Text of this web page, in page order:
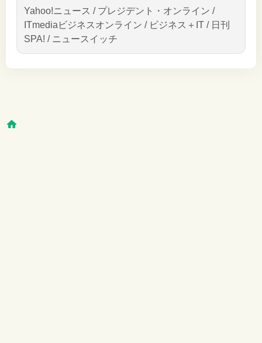
Yahoo!ニュース / プレジデント・オンライン /
ITmediaビジネスオンライン / ビジネス＋IT / 日刊
SPA! / ニュースイッチ